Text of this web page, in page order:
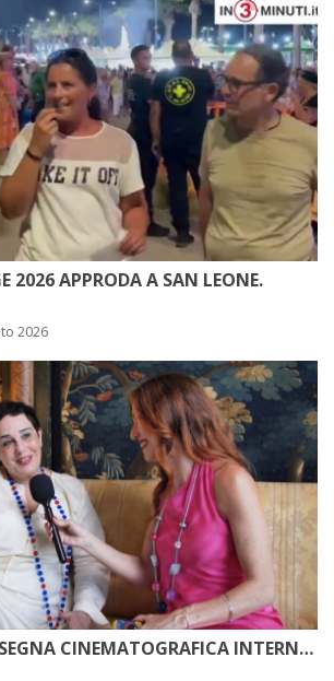
2026 APPRODA A SAN LEONE.
2026
RINASCE LA RASSEGNA CINEMATOGRAFICA INTERNAZIONALE DI MESSINA